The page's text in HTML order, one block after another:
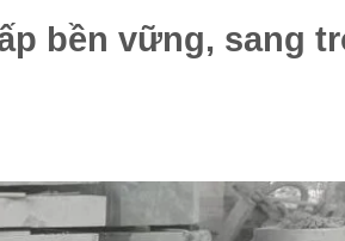
bền vững, sang